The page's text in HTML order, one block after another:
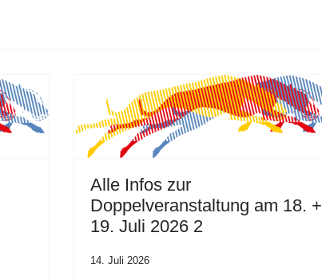
Alle Infos zur
Doppelveranstaltung am 18. +
19. Juli 2026 2
14. Juli 2026